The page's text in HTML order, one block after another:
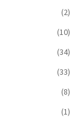
(2)
(10)
(34)
(33)
(8)
(1)